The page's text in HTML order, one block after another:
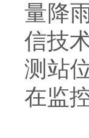
量降
信技
测站
在监
远